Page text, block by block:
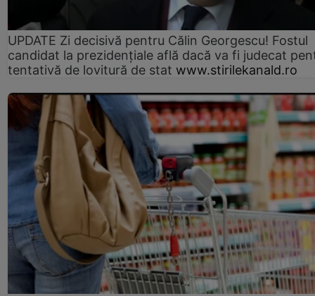
UPDATE Zi decisivă pentru Călin Georgescu! Fostul
candidat la prezidențiale află dacă va fi judecat
tentativă de lovitură de stat www.stirilekanald.ro